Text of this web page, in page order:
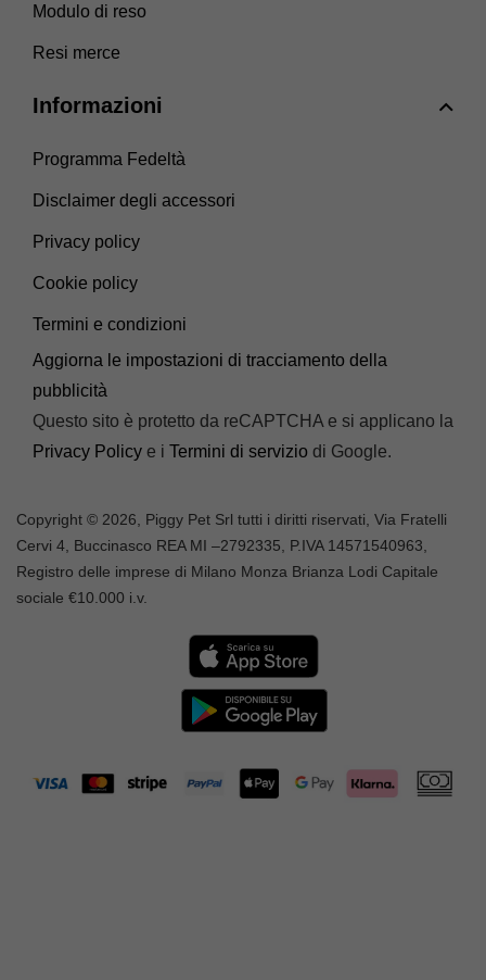
Modulo di reso
Resi merce
Informazioni
Programma Fedeltà
Disclaimer degli accessori
Privacy policy
Cookie policy
Termini e condizioni
Aggiorna le impostazioni di tracciamento della
pubblicità
Questo sito è protetto da reCAPTCHA e si applicano la
Privacy Policy e i Termini di servizio di Google.
Copyright © 2026, Piggy Pet Srl tutti i diritti riservati, Via Fratelli
Cervi 4, Buccinasco REA MI –2792335 , P.IVA 14571540963,
Registro delle imprese di Milano Monza Brianza Lodi Capitale
sociale €10.000 i.v.